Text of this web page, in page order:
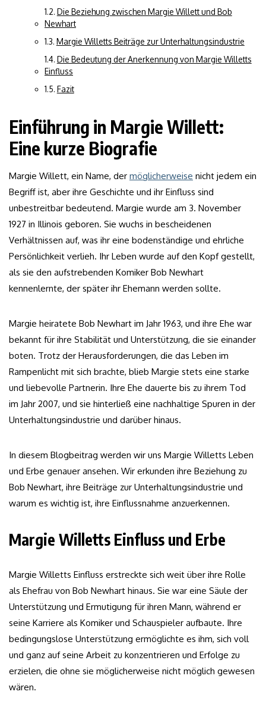
Die Beziehung zwischen Margie Willett und Bob
Newhart
Margie Willetts Beiträge zur Unterhaltungsindustrie
Die Bedeutung der Anerkennung von Margie Willetts
Einfluss
Fazit
Einführung in Margie Willett:
Eine kurze Biografie
Margie Willett, ein Name, der möglicherweise nicht jedem ein
Begriff ist, aber ihre Geschichte und ihr Einfluss sind
unbestreitbar bedeutend. Margie wurde am 3. November
1927 in Illinois geboren. Sie wuchs in bescheidenen
Verhältnissen auf, was ihr eine bodenständige und ehrliche
Persönlichkeit verlieh. Ihr Leben wurde auf den Kopf gestellt,
als sie den aufstrebenden Komiker Bob Newhart
kennenlernte, der später ihr Ehemann werden sollte.
Margie heiratete Bob Newhart im Jahr 1963, und ihre Ehe war
bekannt für ihre Stabilität und Unterstützung, die sie einander
boten. Trotz der Herausforderungen, die das Leben im
Rampenlicht mit sich brachte, blieb Margie stets eine starke
und liebevolle Partnerin. Ihre Ehe dauerte bis zu ihrem Tod
im Jahr 2007, und sie hinterließ eine nachhaltige Spuren in der
Unterhaltungsindustrie und darüber hinaus.
In diesem Blogbeitrag werden wir uns Margie Willetts Leben
und Erbe genauer ansehen. Wir erkunden ihre Beziehung zu
Bob Newhart, ihre Beiträge zur Unterhaltungsindustrie und
warum es wichtig ist, ihre Einflussnahme anzuerkennen.
Margie Willetts Einfluss und Erbe
Margie Willetts Einfluss erstreckte sich weit über ihre Rolle
als Ehefrau von Bob Newhart hinaus. Sie war eine Säule der
Unterstützung und Ermutigung für ihren Mann, während er
seine Karriere als Komiker und Schauspieler aufbaute. Ihre
bedingungslose Unterstützung ermöglichte es ihm, sich voll
und ganz auf seine Arbeit zu konzentrieren und Erfolge zu
erzielen, die ohne sie möglicherweise nicht möglich gewesen
wären.